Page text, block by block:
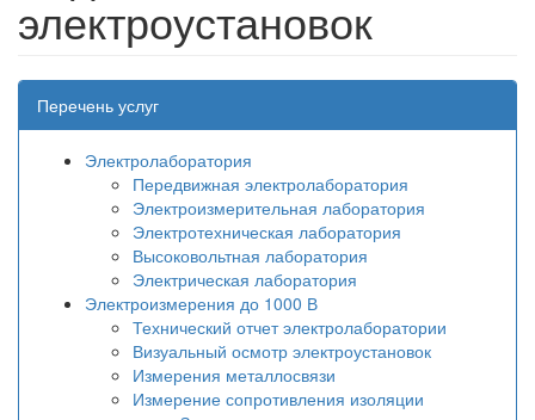
электроустановок
Перечень услуг
Электролаборатория
Передвижная электролаборатория
Электроизмерительная лаборатория
Электротехническая лаборатория
Высоковольтная лаборатория
Электрическая лаборатория
Электроизмерения до 1000 В
Технический отчет электролаборатории
Визуальный осмотр электроустановок
Измерения металлосвязи
Измерение сопротивления изоляции